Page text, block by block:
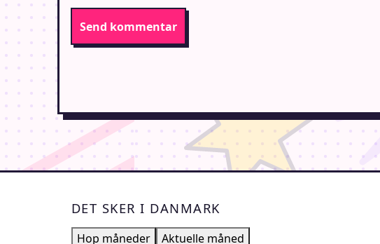
DET SKER I DANMARK
Hop måneder Aktuelle måned